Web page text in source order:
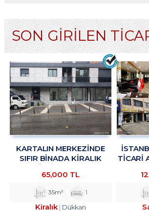
SON GİRİLEN
KARTALIN MERKEZİNDE
SIFIR BİNADA KİRALIK
TROYKADAN.
65,000 TL
35m² 1
Kiralık
Dükkan
TICARI